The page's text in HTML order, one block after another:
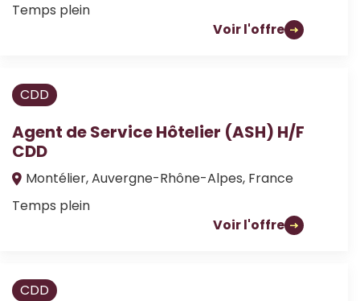
Temps plein
Voir l'offre
CDD
Agent de Service Hôtelier (ASH) H/F
CDD
Montélier, Auvergne-Rhône-Alpes, France
Temps plein
Voir l'offre
CDD